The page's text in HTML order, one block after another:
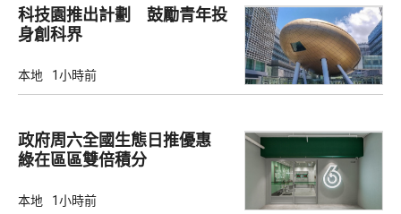
科技園推出計劃 鼓勵青年投
身創科界
本地 1小時前
政府周六全國生態日推優惠
綠在區區雙倍積分
本地 1小時前